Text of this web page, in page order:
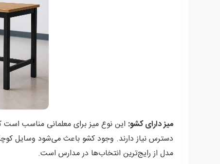
میز دارای کشو: این نوع میز برای معلمانی مناسب است
دسترس نیاز دارند. وجود کشو باعث می‌شود وسایل
مدل از رایج‌ترین انتخاب‌ها در مدارس است.